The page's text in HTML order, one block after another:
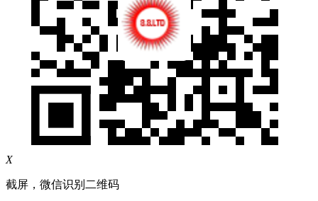
X
截屏，微信识别二维码